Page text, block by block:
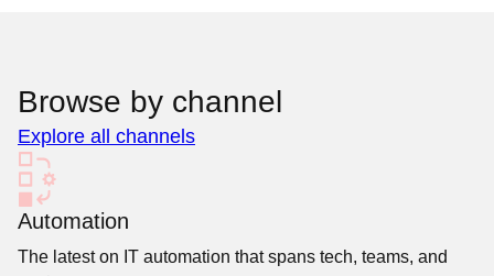
Browse by channel
Explore all channels
Automation
The latest on IT automation that spans tech, teams, and